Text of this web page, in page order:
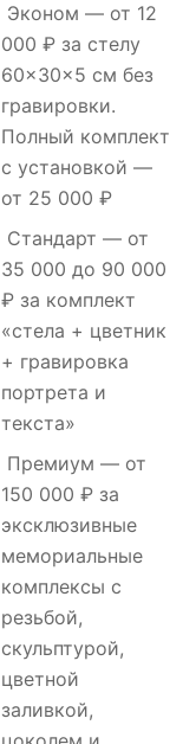
Эконом — от 12
000 ₽ за стелу
60×30×5 см без
гравировки.
Полный комплект
с установкой —
от 25 000 ₽
Стандарт — от
35 000 до 90 000
₽ за комплект
«стела + цветник
+ гравировка
портрета и
текста»
Премиум — от
150 000 ₽ за
эксклюзивные
мемориальные
комплексы с
резьбой,
скульптурой,
цветной
заливкой,